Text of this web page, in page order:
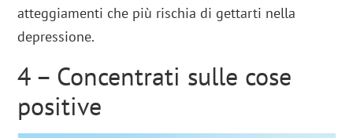
atteggiamenti che più rischia di gettarti nella
depressione.
4 – Concentrati sulle cose
positive